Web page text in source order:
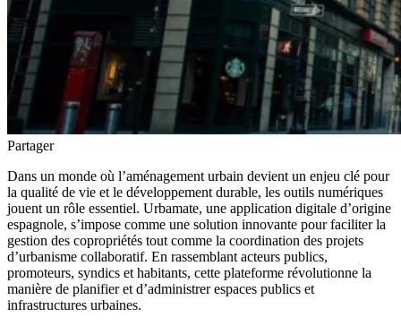
Partager
Dans un monde où l’aménagement urbain devient un enjeu clé pour
la qualité de vie et le développement durable, les outils numériques
jouent un rôle essentiel. Urbamate, une application digitale d’origine
espagnole, s’impose comme une solution innovante pour faciliter la
gestion des copropriétés tout comme la coordination des projets
d’urbanisme collaboratif. En rassemblant acteurs publics,
promoteurs, syndics et habitants, cette plateforme révolutionne la
manière de planifier et d’administrer espaces publics et
infrastructures urbaines.